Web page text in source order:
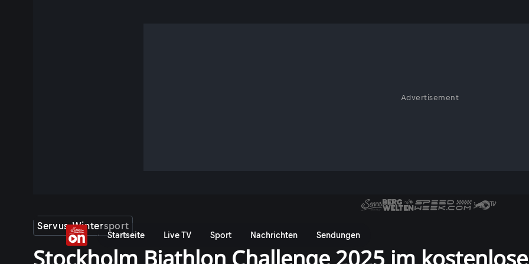
Advertisement
Startseite Live TV Sport Nachrichten Sendungen
Servus Wintersport